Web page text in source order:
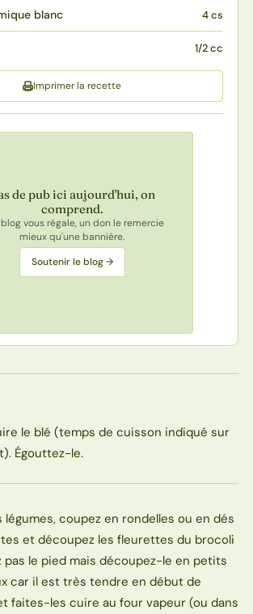
blanc 4 cs
1/2 cc
Imprimer la recette
de pub ici aujourd'hui, on
comprend.
vous régale, un don le remercie
mieux qu'une bannière.
Soutenir le blog →
le blé (temps de cuisson indiqué sur
Égouttez-le.
légumes, coupez en rondelles ou en dés
et découpez les fleurettes du brocoli
pas le pied mais découpez-le en petits
car il est très tendre en début de
faites-les cuire au four vapeur (ou dans